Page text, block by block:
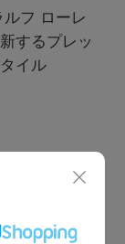
ルフ ローレ
するプレッ
イル